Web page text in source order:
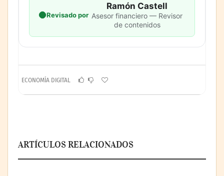
Revisado por
Ramón Castell
Asesor financiero — Revisor
de contenidos
ECONOMÍA DIGITAL
ARTÍCULOS RELACIONADOS